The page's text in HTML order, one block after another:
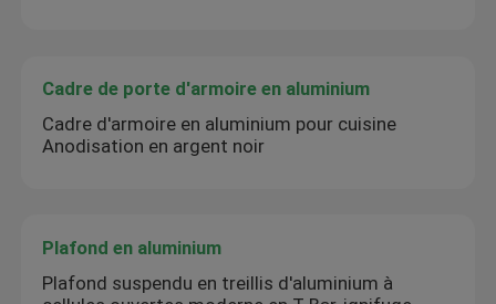
Cadre de porte d'armoire en aluminium
Cadre d'armoire en aluminium pour cuisine
Anodisation en argent noir
Plafond en aluminium
Plafond suspendu en treillis d'aluminium à